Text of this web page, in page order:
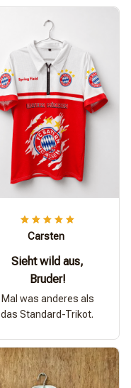
Carsten
Sieht wild aus,
Bruder!
Mal was anderes als
das Standard-Trikot.